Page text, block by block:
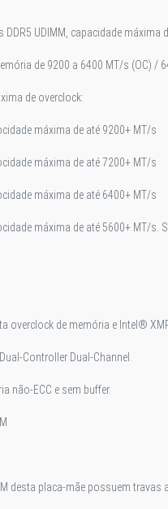
UDIMM, capacidade máxima
de 9200 a 6400 MT/s (OC) /
de overclock:
máxima de até 9200+ MT/s
máxima de até 7200+ MT/s
máxima de até 6400+ MT/s
máxima de até 5600+ MT/s.
overclock de memória e Intel®
Controller Dual-Channel.
não-ECC e sem buffer.
desta placa-mãe possuem travas